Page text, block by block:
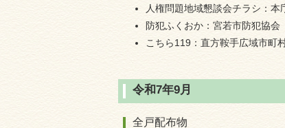
人権問題地域懇談会チラシ：本
防犯ふくおか：宮若市防犯協会
こちら119：直方鞍手広域市町
令和7年9月
全戸配布物